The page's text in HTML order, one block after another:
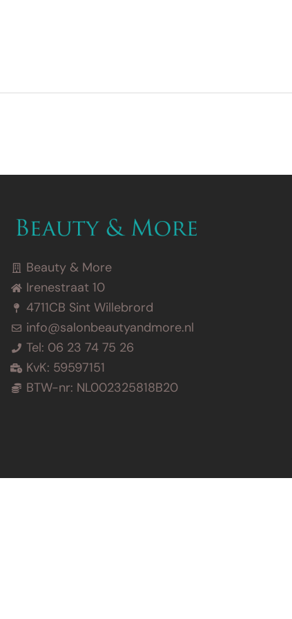
Beauty & More
Irenestraat 10
4711CB Sint Willebrord
info@salonbeautyandmore.nl
Tel: 06 23 74 75 26
KvK: 59597151
BTW-nr: NL002325818B20